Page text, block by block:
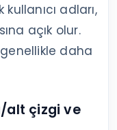
kullanıcı adları,
açık olur.
daha
alt çizgi ve